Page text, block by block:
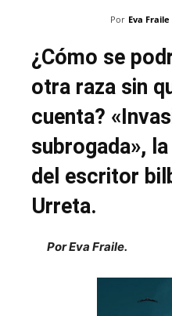
Por Eva Fraile
¿Cómo se
otra raza sin
cuenta?
subrogada»,
del escritor
Urreta.
Por Eva Fraile.